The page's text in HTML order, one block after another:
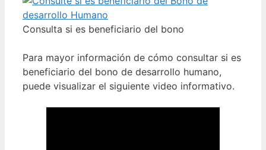
Consulta si es beneficiario del bono
Para mayor información de cómo consultar si es
beneficiario del bono de desarrollo humano,
puede visualizar el siguiente video informativo.